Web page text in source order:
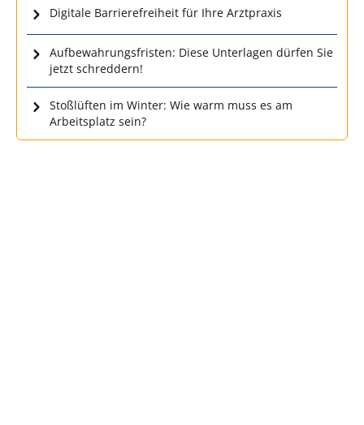
Digitale Barrierefreiheit für Ihre Arztpraxis
Aufbewahrungsfristen: Diese Unterlagen dürfen Sie
jetzt schreddern!
Stoßlüften im Winter: Wie warm muss es am
Arbeitsplatz sein?